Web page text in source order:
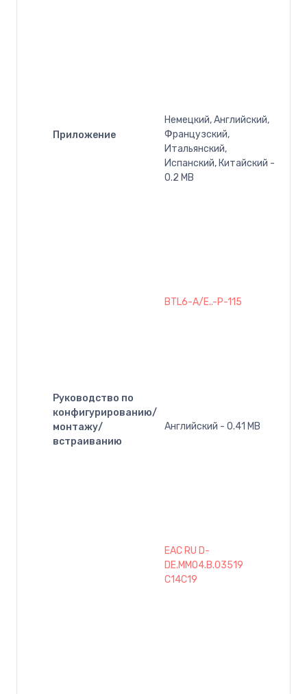
Приложение
Немецкий, Английский,
Французский,
Итальянский,
Испанский, Китайский -
0.2 MB
Руководство по
конфигурированию/
монтажу/
встраиванию
BTL6-A/E..-P-115
Английский - 0.41 MB
EAC RU D-
DE.MM04.B.03519
C14C19